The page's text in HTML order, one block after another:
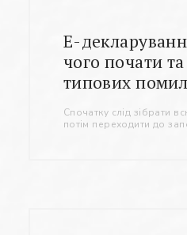
Е-
чого почати
типових
Cпочатку слід зібрати
потім переходити до